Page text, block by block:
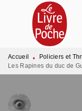
MENU
PIED DE PAGE
Accueil • Policiers et
Les Rapines du duc de